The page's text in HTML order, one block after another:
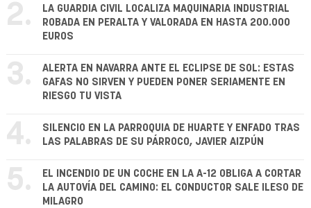
2.
LA GUARDIA CIVIL LOCALIZA MAQUINARIA INDUSTRIAL
ROBADA EN PERALTA Y VALORADA EN HASTA 200.000
EUROS
3.
ALERTA EN NAVARRA ANTE EL ECLIPSE DE SOL: ESTAS
GAFAS NO SIRVEN Y PUEDEN PONER SERIAMENTE EN
RIESGO TU VISTA
4.
SILENCIO EN LA PARROQUIA DE HUARTE Y ENFADO TRAS
LAS PALABRAS DE SU PÁRROCO, JAVIER AIZPÚN
5.
EL INCENDIO DE UN COCHE EN LA A-12 OBLIGA A CORTAR
LA AUTOVÍA DEL CAMINO: EL CONDUCTOR SALE ILESO DE
MILAGRO